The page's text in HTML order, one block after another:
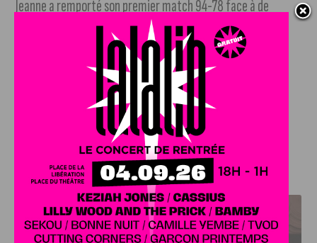
Jeanne a remporté son premier match 94-78 face à de
valeureux promus parisiens. Le capitaine David Holston a
signé une masterclass avec 31 points marqués. Les
basketteurs dijonnais qui ne pourront pas beaucoup se
reposer, avec la ligue des champions dès demain face aux
J'AIME LE DFCO